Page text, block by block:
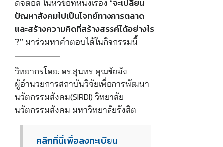
ดิจิตอล ในหัวข้อที่หนึ่งเรื่อง “จะเปลี่ยน
ปัญหาสังคมไปเป็นโจทย์ทางการตลาด
และสร้างความคิดที่สร้างสรรค์ได้อย่างไร​
?” มาร่วมหาคำตอบได้ในกิจกรรมนี้
วิทยากรโดย: ดร.สุนทร คุณชัยมัง
ผู้อำนวยการสถาบันวิจัยเพื่อการพัฒนา
นวัตกรรมสังคม(SIRDI) วิทยาลัย
นวัตกรรมสังคม มหาวิทยาลัยรังสิต
คลิกที่นี่เพื่อลงทะเบียน